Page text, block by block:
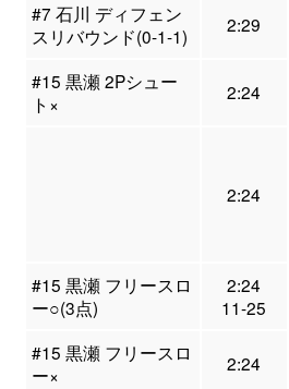
#7 石川 ディフェン
スリバウンド(0-1-1)
2:29
#15 黒瀬 2Pシュー
ト×
2:24
2:24
#15 黒瀬 フリースロ
ー○(3点)
2:24
11-25
#15 黒瀬 フリースロ
ー×
2:24